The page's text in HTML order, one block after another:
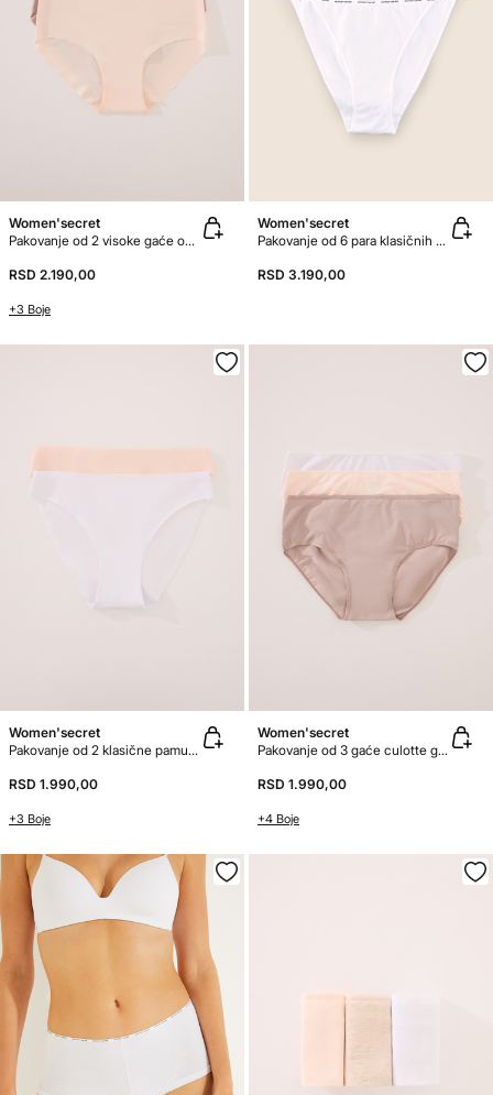
Women'secret
Pakovanje od 2 visoke gaće od mikrofiber
RSD 2.190,00
+3 Boje
Women'secret
Pakovanje od 6 para klasičnih gaćica sa tračicom od organskog pamuka
RSD 3.190,00
Women'secret
Pakovanje od 2 klasične pamučne gaće
RSD 1.990,00
+3 Boje
Women'secret
Pakovanje od 3 gaće culotte gaćice od mikrofiber
RSD 1.990,00
+4 Boje